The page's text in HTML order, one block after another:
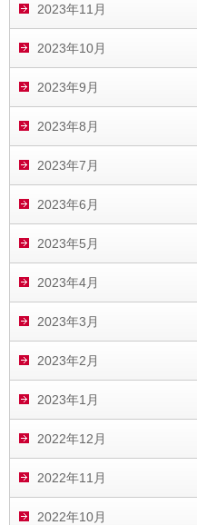
2023年11月
2023年10月
2023年9月
2023年8月
2023年7月
2023年6月
2023年5月
2023年4月
2023年3月
2023年2月
2023年1月
2022年12月
2022年11月
2022年10月